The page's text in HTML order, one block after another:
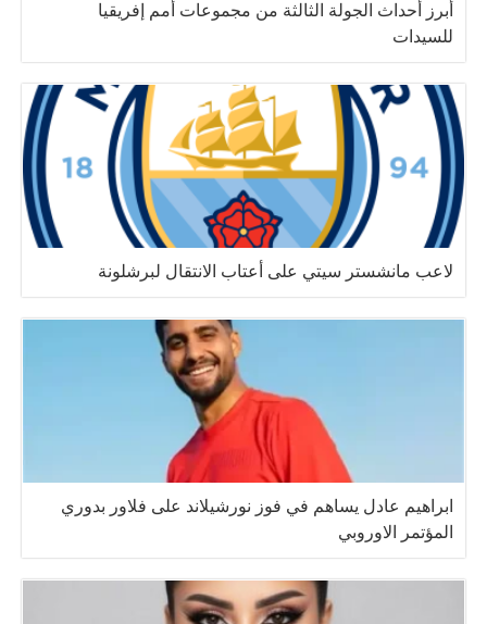
أبرز أحداث الجولة الثالثة من مجموعات أمم إفريقيا
للسيدات
لاعب مانشستر سيتي على أعتاب الانتقال لبرشلونة
ابراهيم عادل يساهم في فوز نورشيلاند على فلاور بدوري
المؤتمر الاوروبي